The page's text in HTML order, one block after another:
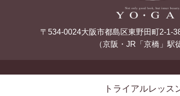
〒534-0024大阪市都島区東野田町2-1-
（京阪・JR「京橋」駅
トライアルレッス